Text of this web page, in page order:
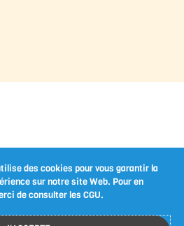
des cookies pour vous garantir la
sur notre site Web. Pour en
de consulter les CGU.